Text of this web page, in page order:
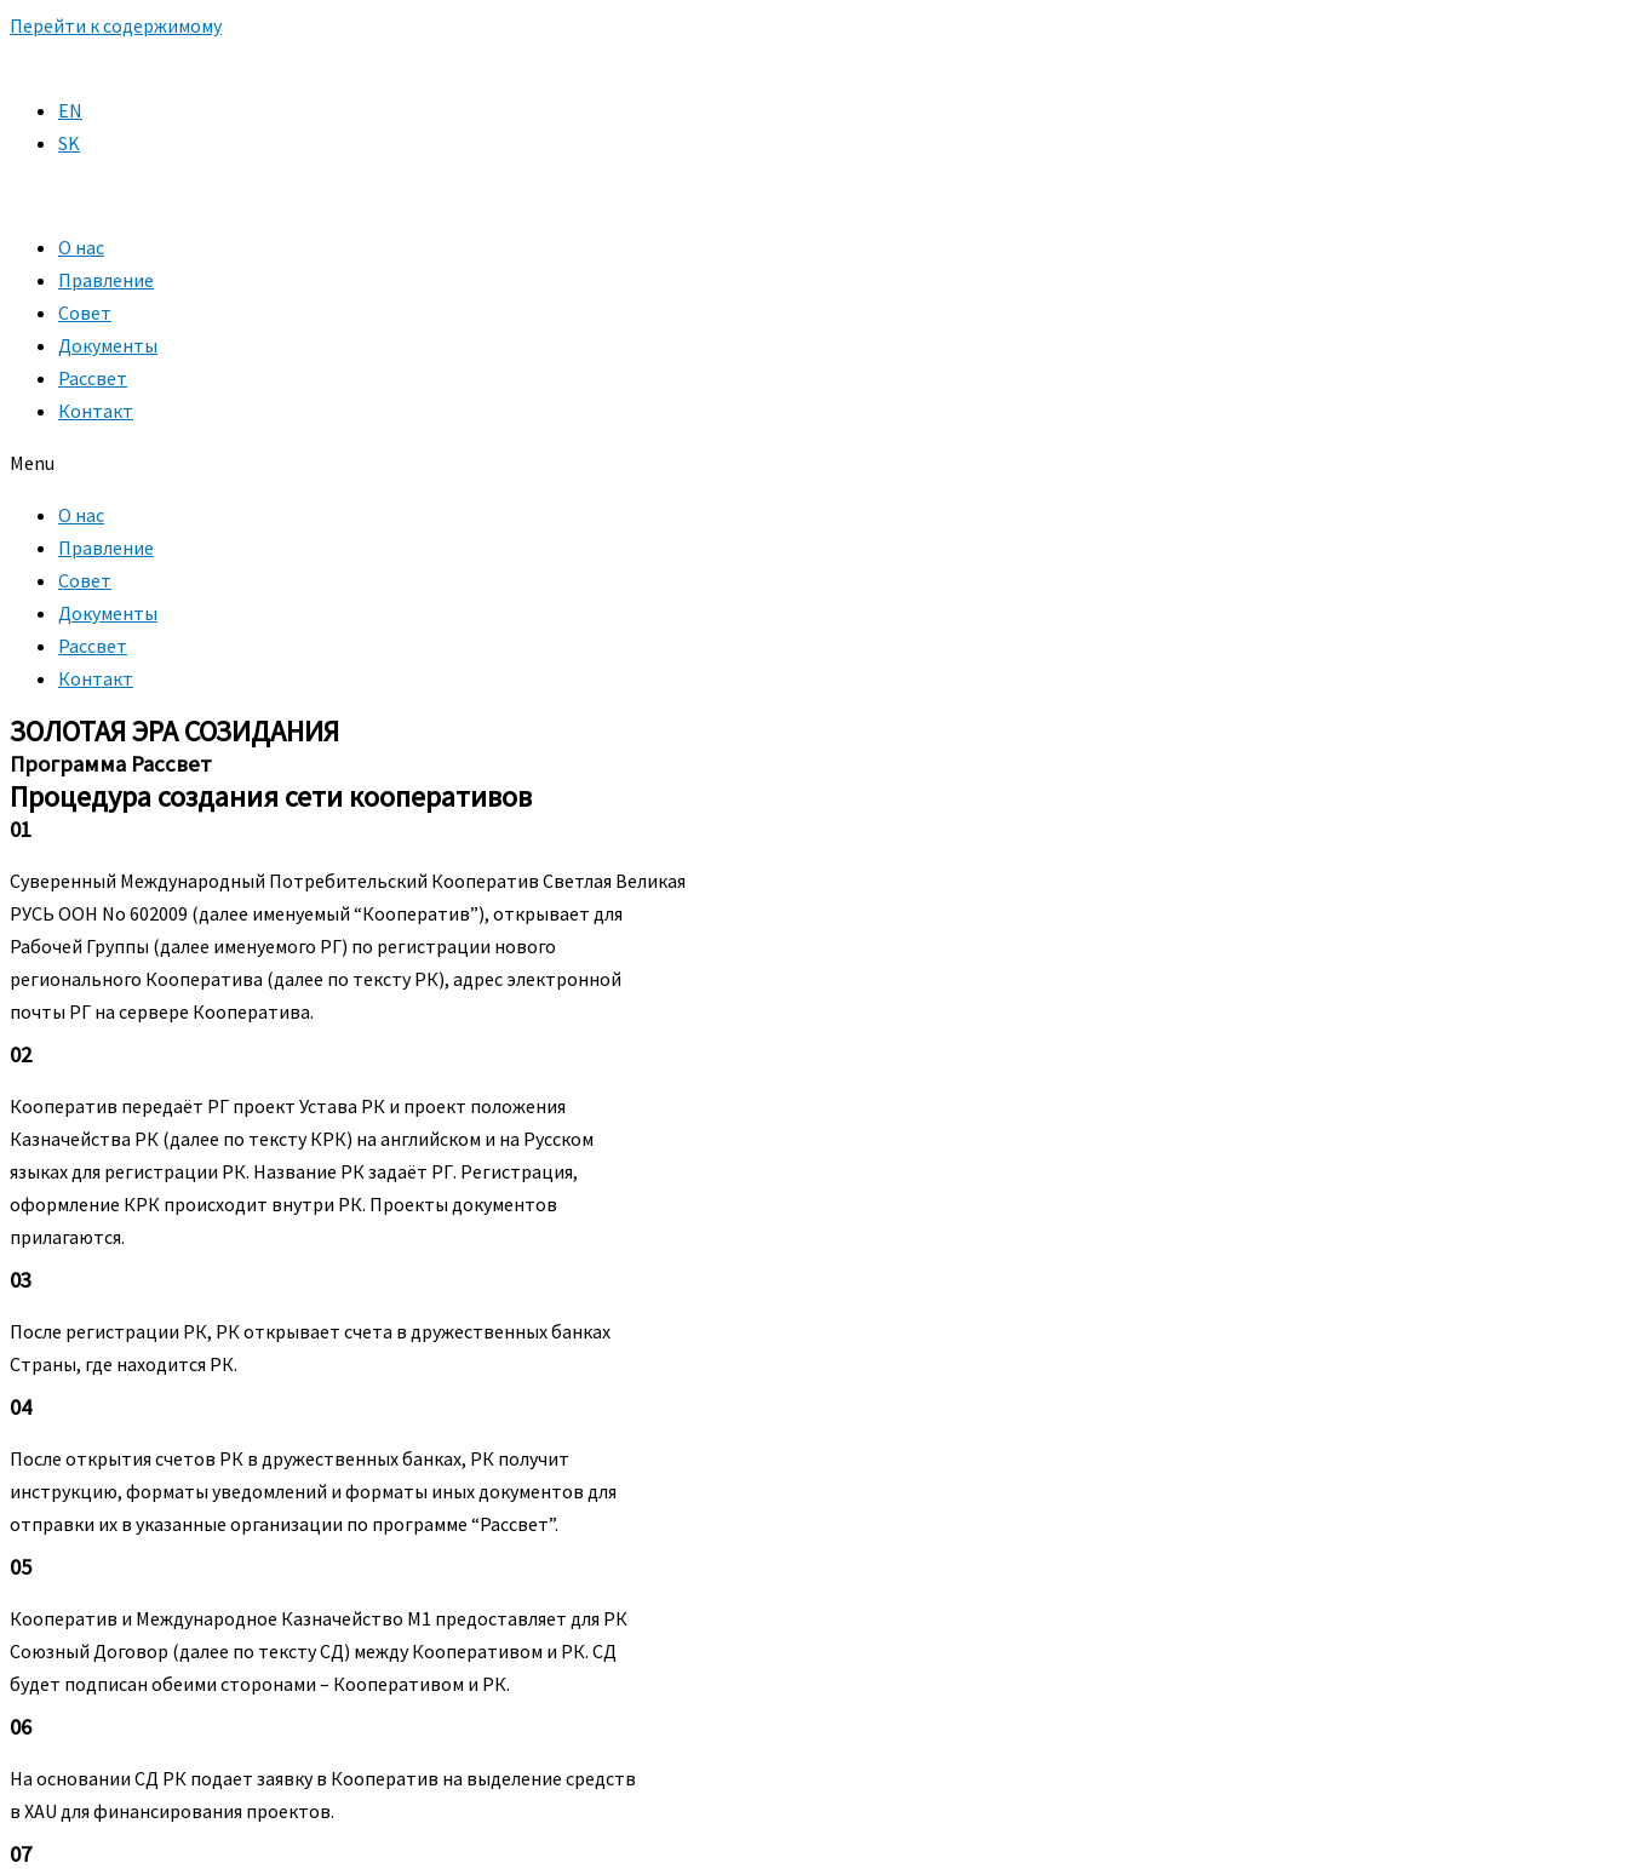
Перейти к содержимому
EN
SK
О нас
Правление
Совет
Документы
Рассвет
Контакт
Menu
О нас
Правление
Совет
Документы
Рассвет
Контакт
ЗОЛОТАЯ ЭРА СОЗИДАНИЯ
Программа Рассвет
Процедура создания сети кооперативов
01
Суверенный Международный Потребительский Кооператив Светлая Великая
РУСЬ ООН No 602009 (далее именуемый “Кооператив”), открывает для
Рабочей Группы (далее именуемого РГ) по регистрации нового
регионального Кооператива (далее по тексту РК), адрес электронной
почты РГ на сервере Кооператива.
02
Кооператив передаёт РГ проект Устава РК и проект положения
Казначейства РК (далее по тексту КРК) на английском и на Русском
языках для регистрации РК. Название РК задаёт РГ. Регистрация,
оформление КРК происходит внутри РК. Проекты документов
прилагаются.
03
После регистрации РК, РК открывает счета в дружественных банках
Страны, где находится РК.
04
После открытия счетов РК в дружественных банках, РК получит
инструкцию, форматы уведомлений и форматы иных документов для
отправки их в указанные организации по программе “Рассвет”.
05
Кооператив и Международное Казначейство М1 предоставляет для РК
Союзный Договор (далее по тексту СД) между Кооперативом и РК. СД
будет подписан обеими сторонами – Кооперативом и РК.
06
На основании СД РК подает заявку в Кооператив на выделение средств
в XAU для финансирования проектов.
07